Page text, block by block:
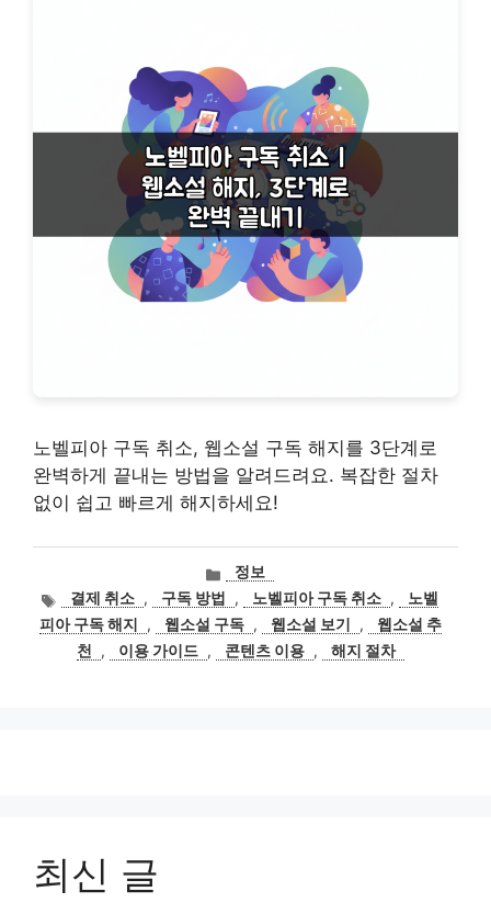
노벨피아 구독 취소, 웹소설 구독 해지를 3단계로
완벽하게 끝내는 방법을 알려드려요. 복잡한 절차
없이 쉽고 빠르게 해지하세요!
카
고
리
정보
태
그
결제 취소 , 구독 방법 , 노벨피아 구독 취소 ,
노벨
피아 구독 해지
, 웹소설 구독 , 웹소설 보기 ,
웹소설 추
천
, 이용 가이드 , 콘텐츠 이용 , 해지 절차
최신 글